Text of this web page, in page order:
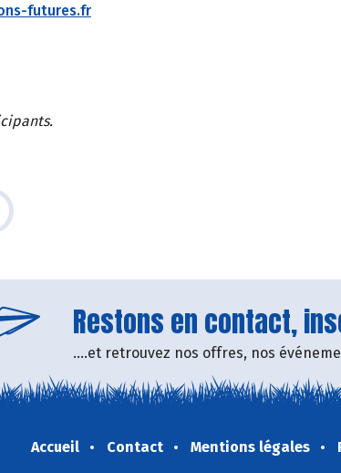
futures.fr
Restons en contact,
....et retrouvez nos offres, nos
Accueil Contact Mentions légales